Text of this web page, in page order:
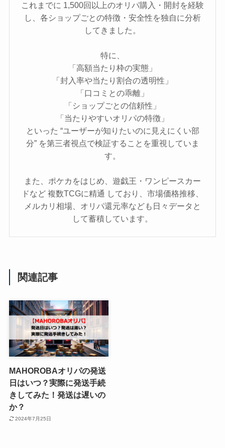
これまでに 1,500回以上のオリパ購入・開封を経験
し、各ショップごとの特徴・安全性を独自に分析
してきました。
特に、
「高額当たり枠の実態」
「封入率や当たり割合の透明性」
「口コミとの乖離」
「ショップごとの信頼性」
「当たりやすいオリパの特徴」
といった “ユーザーが知りたいのに見えにくい部
分” を第三者視点で検証することを重視していま
す。
また、ポケカをはじめ、遊戯王・ワンピースカー
ドなど 複数TCGに精通 しており、市場価格推移、
メルカリ相場、オリパ還元率なども日々データと
して蓄積しています。
関連記事
MAHOROBAオリパの発送
日はいつ？実際に発送手続
きしてみた！発送は遅いの
か？
2024年7月25日